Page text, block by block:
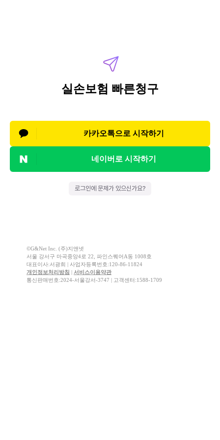
실손보험 빠른청구
카카오톡으로 시작하기
네이버로 시작하기
로그인에 문제가 있으신가요?
©G&Net Inc. (주)지앤넷
서울 강서구 마곡중앙4로 22, 파인스퀘어A동 1008호
대표이사:서광희 | 사업자등록번호:120-86-11824
개인정보처리방침 | 서비스이용약관
통신판매번호:2024-서울강서-3747 | 고객센터:1588-1709